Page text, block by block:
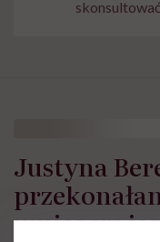
Justyna
umiarem